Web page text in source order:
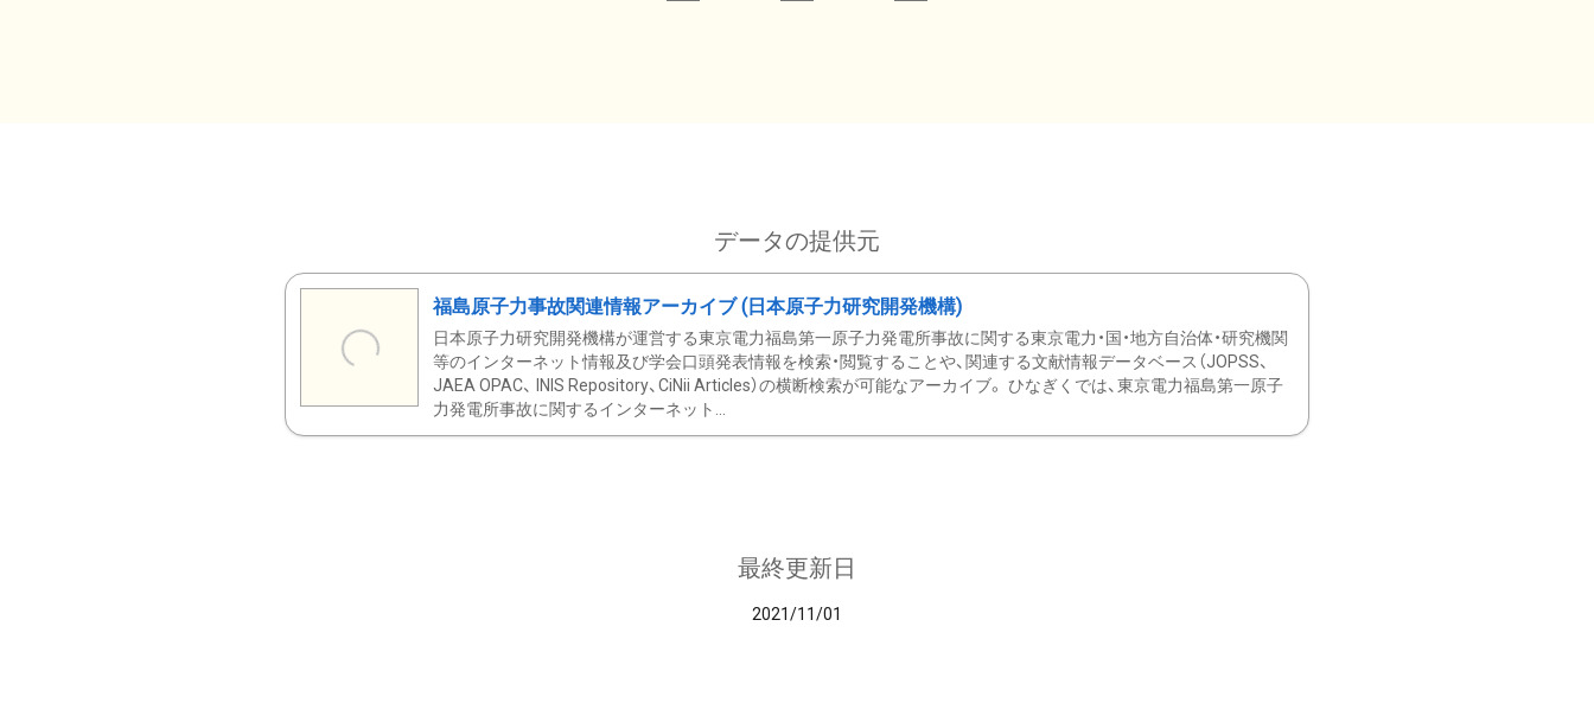
データの提供元
福島原子力事故関連情報アーカイブ (日本原子力研究開発機構)
日本原子力研究開発機構が運営する東京電力福島第一原子力発電所事故に関する東京電力・国・地方自治体・研究機関
等のインターネット情報及び学会口頭発表情報を検索・閲覧することや、関連する文献情報データベース（JOPSS、
JAEA OPAC、 INIS Repository、CiNii Articles）の横断検索が可能なアーカイブ。 ひなぎくでは、東京電力福島第一原子
力発電所事故に関するインターネット...
最終更新日
2021/11/01